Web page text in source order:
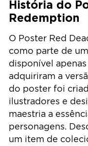
História do
Redemption
O Poster Red
como parte de
disponível
adquiriram a
do poster foi
ilustradores e
maestria a
personagens.
um item de